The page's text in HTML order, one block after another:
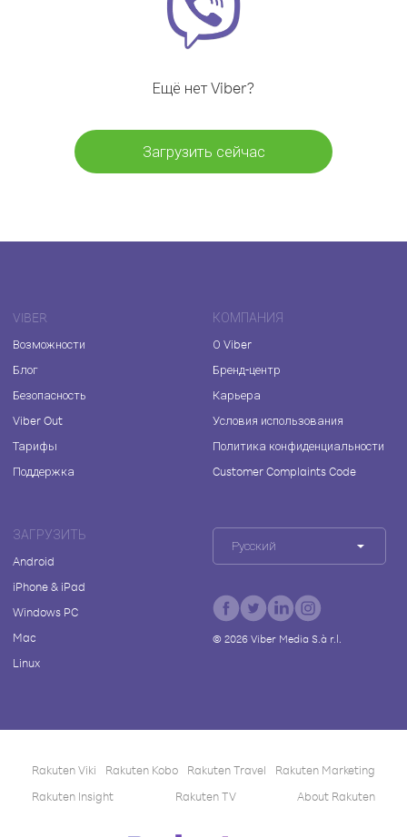
Ещё нет Viber?
Загрузить сейчас
VIBER
Возможности
Блог
Безопасность
Viber Out
Тарифы
Поддержка
КОМПАНИЯ
О Viber
Бренд-центр
Карьера
Условия использования
Политика конфиденциальности
Customer Complaints Code
ЗАГРУЗИТЬ
Android
iPhone & iPad
Windows PC
Mac
Linux
Русский
© 2026Viber Media S.à r.l.
Rakuten Viki Rakuten Kobo Rakuten Travel
Rakuten Marketing
Rakuten Insight
Rakuten TV About Rakuten